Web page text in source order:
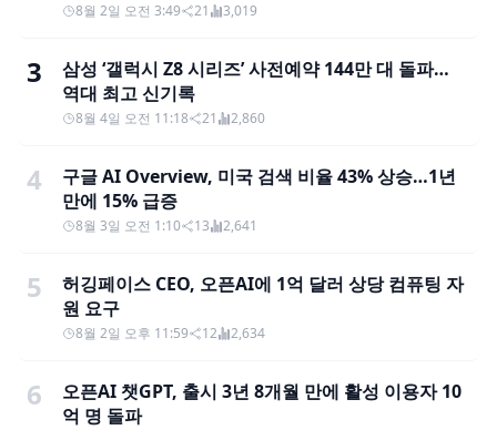
8월 2일 오전 3:49 21 3,019
3
삼성 ‘갤럭시 Z8 시리즈’ 사전예약 144만 대 돌파…
역대 최고 신기록
8월 4일 오전 11:18 21 2,860
4
구글 AI Overview, 미국 검색 비율 43% 상승…1년
만에 15% 급증
8월 3일 오전 1:10 13 2,641
5
허깅페이스 CEO, 오픈AI에 1억 달러 상당 컴퓨팅 자
원 요구
8월 2일 오후 11:59 12 2,634
6
오픈AI 챗GPT, 출시 3년 8개월 만에 활성 이용자 10
억 명 돌파